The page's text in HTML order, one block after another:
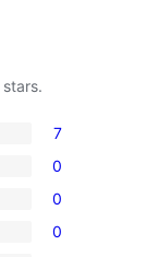
7
0
0
0